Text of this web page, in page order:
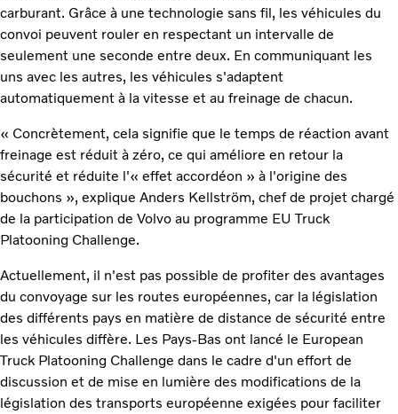
carburant. Grâce à une technologie sans fil, les véhicules du
convoi peuvent rouler en respectant un intervalle de
seulement une seconde entre deux. En communiquant les
uns avec les autres, les véhicules s'adaptent
automatiquement à la vitesse et au freinage de chacun.
« Concrètement, cela signifie que le temps de réaction avant
freinage est réduit à zéro, ce qui améliore en retour la
sécurité et réduite l'« effet accordéon » à l'origine des
bouchons », explique Anders Kellström, chef de projet chargé
de la participation de Volvo au programme EU Truck
Platooning Challenge.
Actuellement, il n'est pas possible de profiter des avantages
du convoyage sur les routes européennes, car la législation
des différents pays en matière de distance de sécurité entre
les véhicules diffère. Les Pays-Bas ont lancé le European
Truck Platooning Challenge dans le cadre d'un effort de
discussion et de mise en lumière des modifications de la
législation des transports européenne exigées pour faciliter